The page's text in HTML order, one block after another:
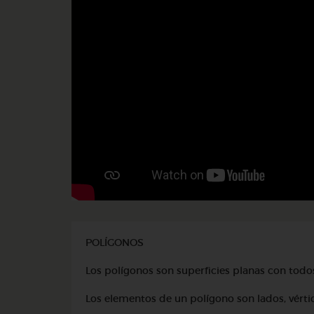
POLÍGONOS
Los polígonos son superficies planas con
Los elementos de un polígono son lados,